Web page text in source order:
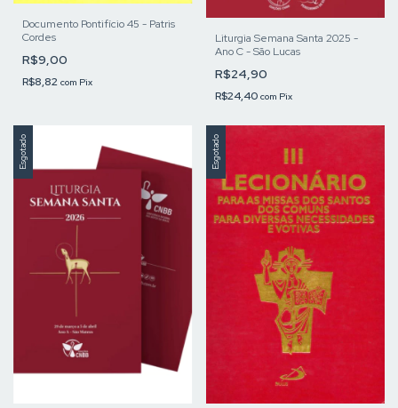
Documento Pontifício 45 - Patris
Cordes
R$9,00
R$8,82 com Pix
Liturgia Semana Santa 2025 -
Ano C - São Lucas
R$24,90
R$24,40 com Pix
Esgotado Esgotado